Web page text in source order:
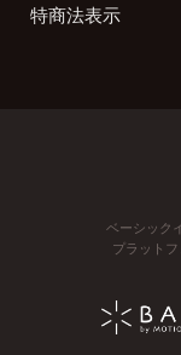
特商法表示
ベーシック
プラット